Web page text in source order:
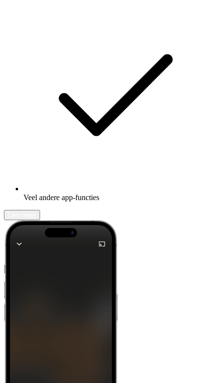
Veel andere app-functies